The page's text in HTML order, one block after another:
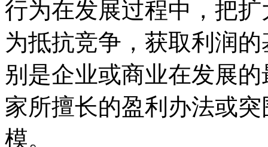
行为在发展过程中，把
为抵抗竞争，获取利润
别是企业或商业在发展
家所擅长的盈利办法或
模。